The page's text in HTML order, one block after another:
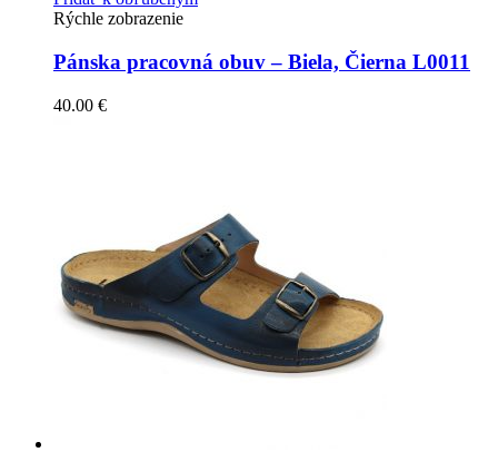
Rýchle zobrazenie
Pánska pracovná obuv – Biela, Čierna L0011
40.00 €